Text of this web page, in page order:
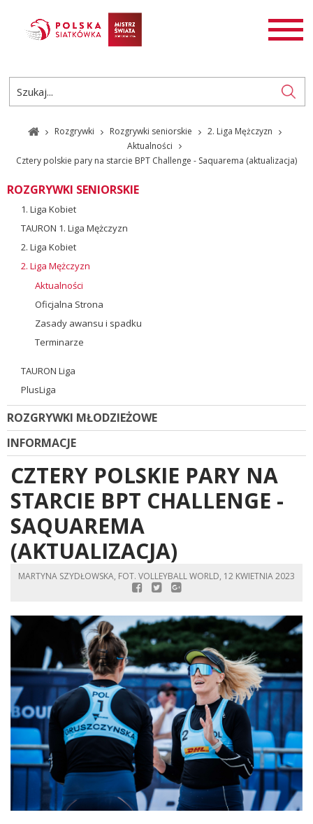
AKTUALNOŚCI
ROZGRYWKI
PL
EN
Rozgrywki Rozgrywki seniorskie
2. Liga Mężczyzn
Aktualności
Cztery polskie pary na starcie BPT Challenge - Saquarema (aktualizacja)
ROZGRYWKI SENIORSKIE
1. Liga Kobiet
TAURON 1. Liga Mężczyzn
2. Liga Kobiet
2. Liga Mężczyzn
Aktualności
Oficjalna Strona
Zasady awansu i spadku
Terminarze
TAURON Liga
PlusLiga
ROZGRYWKI MŁODZIEŻOWE
INFORMACJE
CZTERY POLSKIE PARY NA
STARCIE BPT CHALLENGE -
SAQUAREMA
(AKTUALIZACJA)
MARTYNA SZYDŁOWSKA, FOT. VOLLEYBALL WORLD, 12 KWIETNIA 2023